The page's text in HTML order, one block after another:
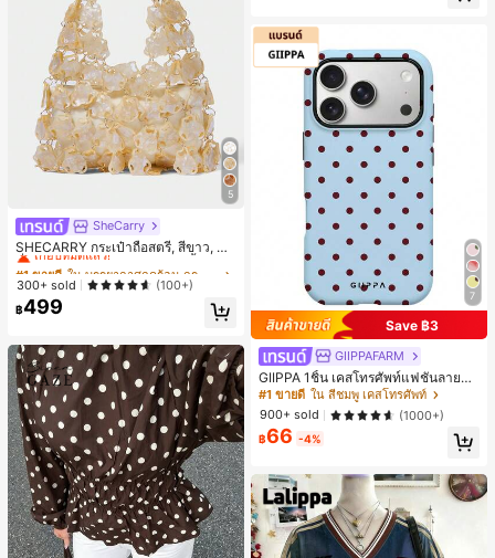
5
SheCarry
SHECARRY กระเป๋าถือสตรี, สีขาว, แฟ
ชั่น, สง่างาม, วันหยุด, งานปาร์ตี้
#1 ขายดี
เกือบหมดแล้ว!
#1 ขายดี
เกือบหมดแล้ว!
#1 ขายดี
เกือบหมดแล้ว!
#1 ขายดี
ใน บรรยากาศฤดูร้อน กระเป๋าหูหิ้วด้านบนผู้หญิง
300+ sold (100+)
฿499 7
Save ฿3
GIIPPAFARM
GIIPPA 1ชิ้น เคสโทรศัพท์แฟชั่นลายจุด
สีฟ้าอ่อนสีแดงเลือดหมู ฐานสีชมพูอ่อน
พร้อมลายจุดสีเขียว เคสโทรศัพท์ 17 Pr
o Max, เหมาะสำหรับโทรศัพท์ 16 Pro
Max, 15 Pro Max, 14 Pro Max, เคสโ
ทรศัพท์สไตล์เกาหลีและน่าสนใจ, เข้ากั
lus, ดีไซน์หรูหราเหมาะสำหรับทั้งชาย
และหญิง, ของขวัญในอุดมคติสำหรับแ
ฟนสาวในวันอีสเตอร์, ฤดูใบไม้ผลิ, ฤดูแ
ต่งงานและวันเกิด
#1 ขายดี ใน สีชมพู เคสโทรศัพท์
900+ sold
(1000+)
฿66 -4%